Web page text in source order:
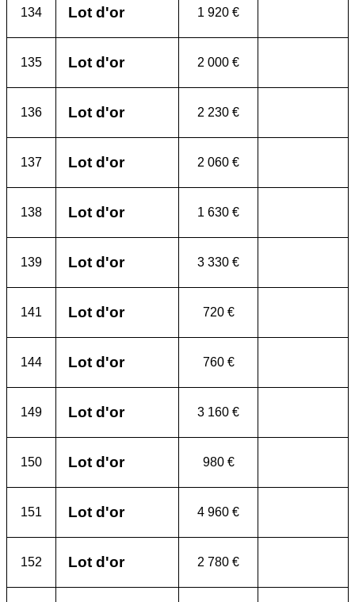
134 Lot d'or 1 920 €
135 Lot d'or 2 000 €
136 Lot d'or 2 230 €
137 Lot d'or 2 060 €
138 Lot d'or 1 630 €
139 Lot d'or 3 330 €
141 Lot d'or 720 €
144 Lot d'or 760 €
149 Lot d'or 3 160 €
150 Lot d'or 980 €
151 Lot d'or 4 960 €
152 Lot d'or 2 780 €